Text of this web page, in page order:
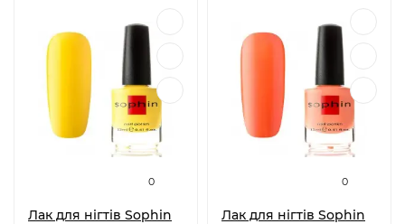
0
Лак для нігтів Sophin
0
Лак для нігтів Sophin